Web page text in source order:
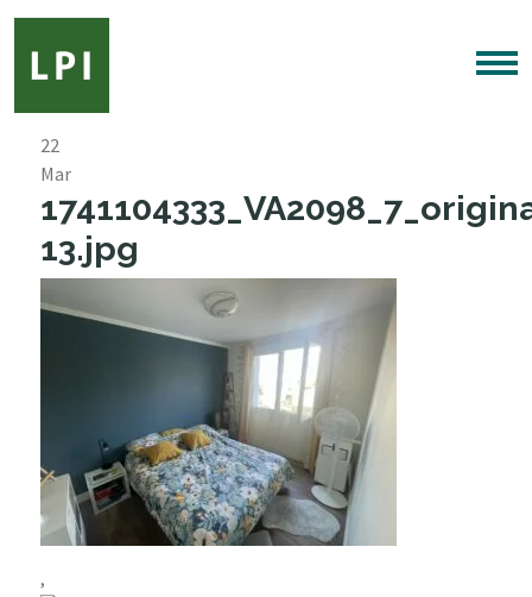
22
Mar
13.jpg
,